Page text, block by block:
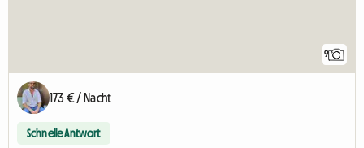
9
173 € / Nacht
Schnelle Antwort